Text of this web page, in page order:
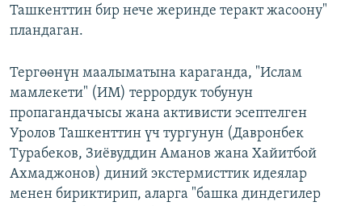
Ташкенттин бир нече жеринде теракт жасоону"
пландаган.
Тергөөнүн маалыматына караганда, "Ислам
мамлекети" (ИМ) террордук тобунун
пропагандачысы жана активисти эсептелген
Уролов Ташкенттин үч тургунун (Давронбек
Турабеков, Зиёвуддин Аманов жана Хайитбой
Ахмаджонов) диний экстермисттик идеялар
менен бириктирип, аларга "башка диндегилер